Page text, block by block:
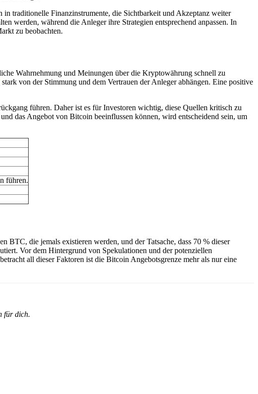
traditionelle Finanzinstrumente, die Sichtbarkeit und Akzeptanz weiter
werden, während die Anleger ihre Strategien entsprechend anpassen. In
zu beobachten.
Wahrnehmung und Meinungen über die Kryptowährung schnell zu
stark von der Stimmung und dem Vertrauen der Anleger abhängen. Eine positive
führen. Daher ist es für Investoren wichtig, diese Quellen kritisch zu
das Angebot von Bitcoin beeinflussen können, wird entscheidend sein, um
führen.
die jemals existieren werden, und der Tatsache, dass 70 % dieser
Vor dem Hintergrund von Spekulationen und der potenziellen
all dieser Faktoren ist die Bitcoin Angebotsgrenze mehr als nur eine
für dich.